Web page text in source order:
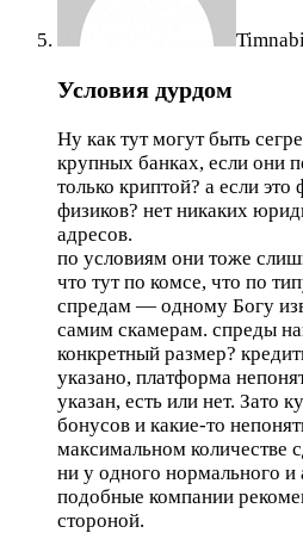
Условия дурдом
Ну как тут могут быть
крупных банках, если они
только криптой? а если это
физиков? нет никаких
адресов.
по условиям они тоже
что тут по комсе, что по
спредам — одному Богу
самим скамерам. спреды
конкретный размер?
указано, платформа
указан, есть или нет. Зато
бонусов и какие-то
максимальном количестве
ни у одного нормального и
подобные компании
стороной.